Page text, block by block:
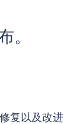
。
复以及改进